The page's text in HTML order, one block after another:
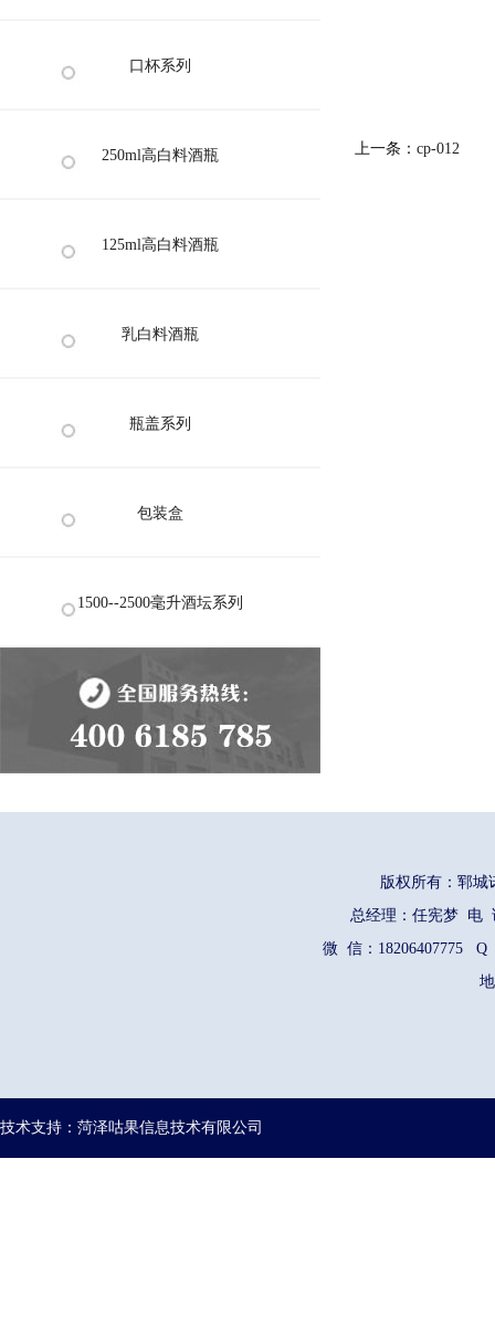
口杯系列
250ml高白料酒瓶
125ml高白料酒瓶
乳白料酒瓶
瓶盖系列
包装盒
1500--2500毫升酒坛系列
上一条： cp-012
版权所有：郓
总经理：任宪梦 电
微 信：18206407775
技术支持：菏泽咕果信息技术有限公司